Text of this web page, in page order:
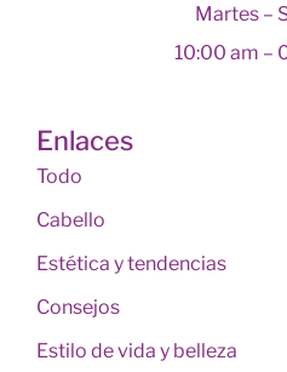
Martes –
10:00 am –
Enlaces
Todo
Cabello
Estética y tendencias
Consejos
Estilo de vida y belleza